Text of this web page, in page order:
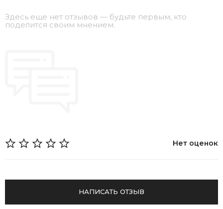
Здесь еще нет отзывов — будьте первым, кто
поделится своим мнением.
Нет оценок
НАПИСАТЬ ОТЗЫВ